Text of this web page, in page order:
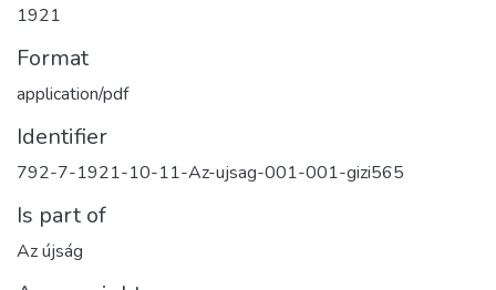
1921
Format
application/pdf
Identifier
792-7-1921-10-11-Az-ujsag-001-001-gizi565
Is part of
Az újság